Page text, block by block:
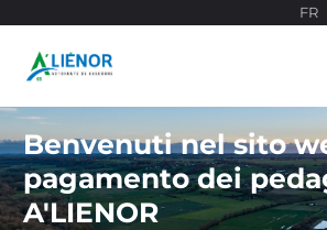
FR
Sito di pagamento
Benvenuti nel sito
pagamento dei
A'LIENOR